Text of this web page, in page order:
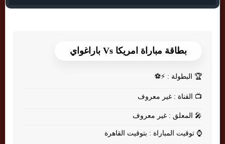
بطاقة مباراة امريكا Vs باراغواي
🏆 البطولة : ⚡⚽
📺 القناة : غير معروف
🎤 المعلق : غير معروف
⌚ توقيت المباراة : بتوقيت القاهرة